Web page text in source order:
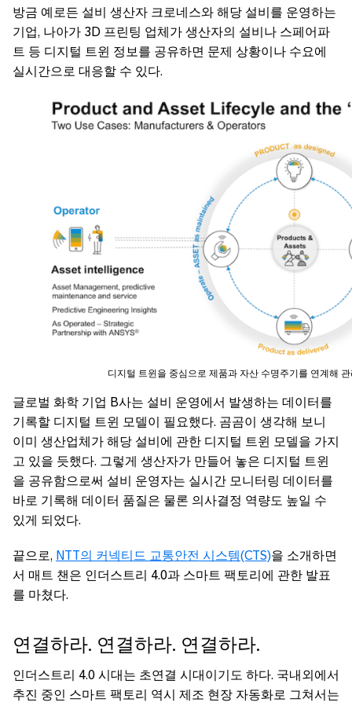
방금 예로든 설비 생산자 크로네스와 해당 설비를 운영하는
기업, 나아가 3D 프린팅 업체가 생산자의 설비나 스페어파
트 등 디지털 트윈 정보를 공유하면 문제 상황이나 수요에
실시간으로 대응할 수 있다.
디지털 트윈을 중심으로 제품과 자산 수명주기를 연계해
글로벌 화학 기업 B사는 설비 운영에서 발생하는 데이터를
기록할 디지털 트윈 모델이 필요했다. 곰곰이 생각해 보니
이미 생산업체가 해당 설비에 관한 디지털 트윈 모델을 가지
고 있을 듯했다. 그렇게 생산자가 만들어 놓은 디지털 트윈
을 공유함으로써 설비 운영자는 실시간 모니터링 데이터를
바로 기록해 데이터 품질은 물론 의사결정 역량도 높일 수
있게 되었다.
끝으로, NTT의 커넥티드 교통안전 시스템(CTS)을 소개하면
서 매트 챈은 인더스트리 4.0과 스마트 팩토리에 관한 발표
를 마쳤다.
연결하라. 연결하라. 연결하라.
인더스트리 4.0 시대는 초연결 시대이기도 하다. 국내외에서
추진 중인 스마트 팩토리 역시 제조 현장 자동화로 그쳐서는